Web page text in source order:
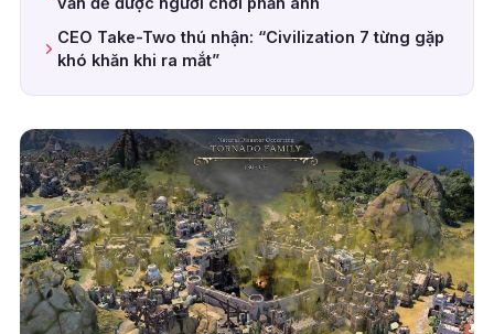
CEO Take-Two thú nhận: “Civilization 7 từng gặp
khó khăn khi ra mắt”